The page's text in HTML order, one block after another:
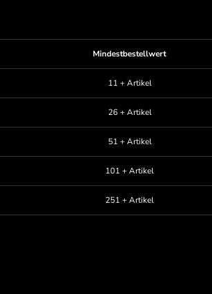
Mindestbestellwert
11 + Artikel
26 + Artikel
51 + Artikel
101 + Artikel
251 + Artikel